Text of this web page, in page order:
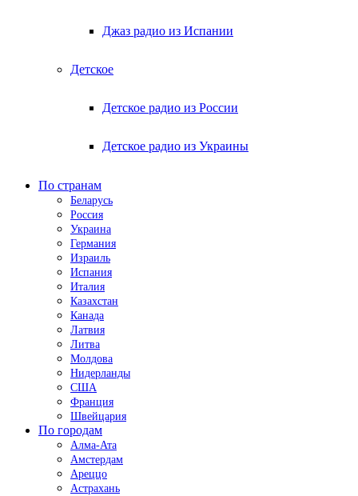
Джаз радио из Испании
Детское
Детское радио из России
Детское радио из Украины
По странам
Беларусь
Россия
Украина
Германия
Израиль
Испания
Италия
Казахстан
Канада
Латвия
Литва
Молдова
Нидерланды
США
Франция
Швейцария
По городам
Алма-Ата
Амстердам
Ареццо
Астрахань